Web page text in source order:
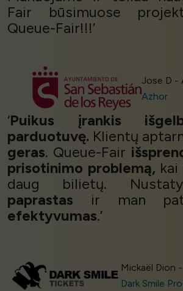
Fair būsimuose
Queue-Fair!!!’
Jose D -
Azhor
‘Puikus įrankis
parduotuvę. Klientų
geras. Queue-Fair
prisotinimo problemą,
daug bilietų.
paprastas ir man
efektyvumas.’
Mickaël Dion
Dark Smile